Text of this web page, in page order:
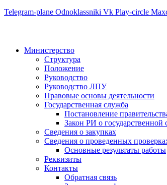
Telegram-plane Odnoklassniki Vk Play-circle
Министерство
Структура
Положение
Руководство
Руководство ЛПУ
Правовые основы деятельности
Государственная служба
Постановление
Закон РИ о государственной
Сведения о закупках
Сведения о проведенных
Основные результаты работы
Реквизиты
Контакты
Обратная связь